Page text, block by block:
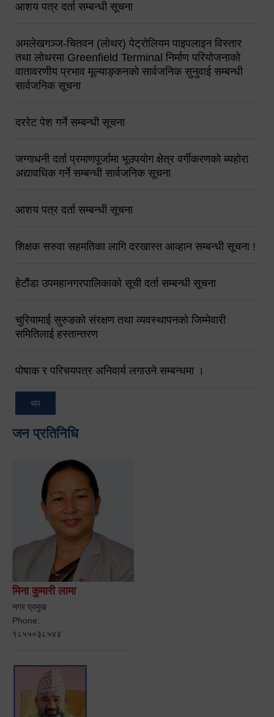
आशय पत्र दर्ता सम्बन्धी सूचना
अमलेखगञ्ज-चितवन (लोथर) पेट्रोलियम पाइपलाइन विस्तार
तथा लोथरमा Greenfield Terminal निर्माण परियोजनाको
वातावरणीय प्रभाव मूल्याङ्कनको सार्वजनिक सुनुवाई सम्बन्धी
सार्वजनिक सूचना
दररेट पेश गर्ने सम्बन्धी सूचना
जग्गाधनी दर्ता प्रमाणपूर्जामा भूउपयोग क्षेत्र वर्गीकरणको ब्यहोरा
अद्यावधिक गर्ने सम्बन्धी सार्वजनिक सूचना
आशय पत्र दर्ता सम्बन्धी सूचना
शिक्षक सरुवा सहमतिका लागि दरखास्त आव्हान सम्बन्धी सूचना !
हेटौंडा उपमहानगरपालिकाको सूची दर्ता सम्बन्धी सूचना
चुरियामाई सुरुङको संरक्षण तथा व्यवस्थापनको जिम्मेवारी
समितिलाई हस्तान्तरण
पोषाक र परिचयपत्र अनिवार्य लगाउने सम्बन्धमा ।
थप
जन प्रतिनिधि
मिना कुमारी लामा
नगर प्रमुख
Phone:
९८५५०३८५४३